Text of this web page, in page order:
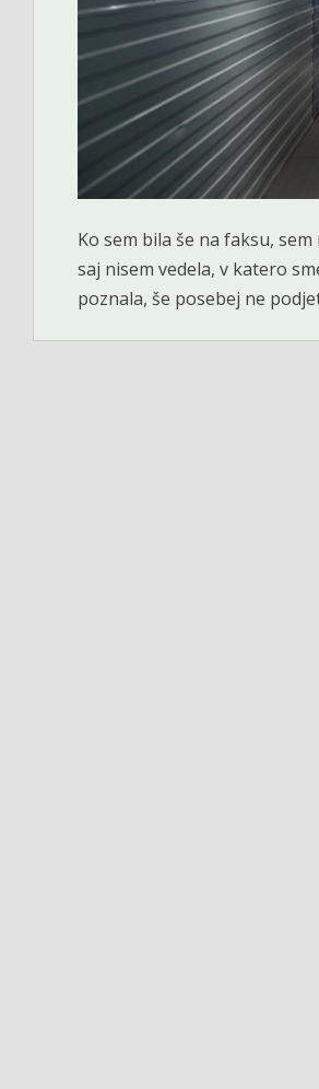
Ko sem bila še na faksu,
saj nisem vedela, v katero
poznala, še posebej ne